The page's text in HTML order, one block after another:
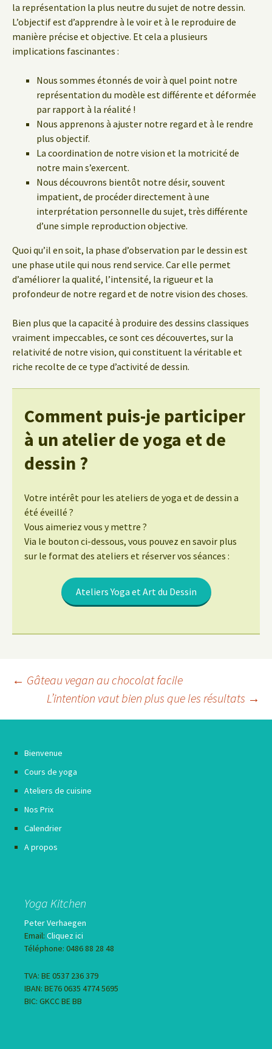
la représentation la plus neutre du sujet de notre dessin.
L’objectif est d’apprendre à le voir et à le reproduire de
manière précise et objective. Et cela a plusieurs
implications fascinantes :
Nous sommes étonnés de voir à quel point notre
représentation du modèle est différente et déformée
par rapport à la réalité !
Nous apprenons à ajuster notre regard et à le rendre
plus objectif.
La coordination de notre vision et la motricité de
notre main s’exercent.
Nous découvrons bientôt notre désir, souvent
impatient, de procéder directement à une
interprétation personnelle du sujet, très différente
d’une simple reproduction objective.
Quoi qu’il en soit, la phase d’observation par le dessin est
une phase utile qui nous rend service. Car elle permet
d’améliorer la qualité, l’intensité, la rigueur et la
profondeur de notre regard et de notre vision des choses.
Bien plus que la capacité à produire des dessins classiques
vraiment impeccables, ce sont ces découvertes, sur la
relativité de notre vision, qui constituent la véritable et
riche recolte de ce type d’activité de dessin.
Comment puis-je participer
à un atelier de yoga et de
dessin ?
Votre intérêt pour les ateliers de yoga et de dessin a
été éveillé ?
Vous aimeriez vous y mettre ?
Via le bouton ci-dessous, vous pouvez en savoir plus
sur le format des ateliers et réserver vos séances :
Ateliers Yoga et Art du Dessin
Navigation
des
← Gâteau vegan au chocolat facile
L’intention vaut bien plus que les résultats →
Bienvenue
Cours de yoga
Ateliers de cuisine
Nos Prix
Calendrier
A propos
Yoga Kitchen
Peter Verhaegen
Email: Cliquez ici
Téléphone: 0486 88 28 48
TVA: BE 0537 236 379
IBAN: BE76 0635 4774 5695
BIC: GKCC BE BB